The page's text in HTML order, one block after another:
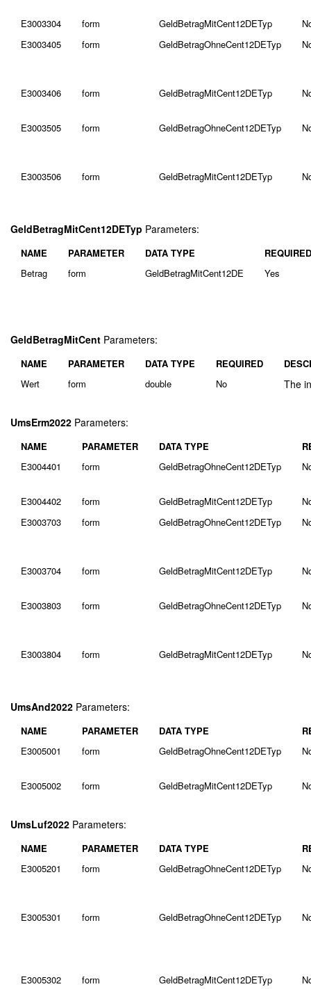
E3003304 form GeldBetragMitCent12DETyp
E3003405
form GeldBetragOhneCent12DETyp
E3003406 form GeldBetragMitCent12DETyp
E3003505 form GeldBetragOhneCent12DETyp
E3003506 form GeldBetragMitCent12DETyp
GeldBetragMitCent12DETyp Parameters:
NAME PARAMETER DATA TYPE
REQUIRED
Betrag
form GeldBetragMitCent12DE Yes
GeldBetragMitCent Parameters:
NAME PARAMETER DATA TYPE REQUIRED
Wert
form double No The
UmsErm2022 Parameters:
NAME PARAMETER DATA TYPE
E3004401
form GeldBetragOhneCent12DETyp
E3004402 form GeldBetragMitCent12DETyp
E3003703
form GeldBetragOhneCent12DETyp
E3003704 form GeldBetragMitCent12DETyp
E3003803 form GeldBetragOhneCent12DETyp
E3003804 form GeldBetragMitCent12DETyp
UmsAnd2022 Parameters:
NAME PARAMETER DATA TYPE
E3005001
form GeldBetragOhneCent12DETyp
E3005002 form GeldBetragMitCent12DETyp
UmsLuf2022 Parameters:
NAME PARAMETER DATA TYPE
E3005201
form GeldBetragOhneCent12DETyp
E3005301 form GeldBetragOhneCent12DETyp
E3005302 form GeldBetragMitCent12DETyp